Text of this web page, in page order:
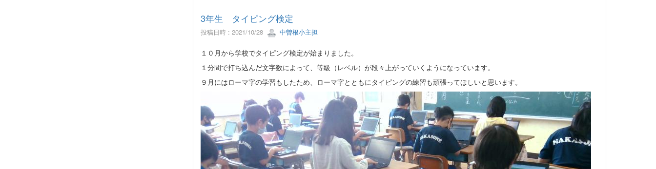
3年生 タイピング検定
投稿日時 : 2021/10/28 中曽根小主担
１０月から学校でタイピング検定が始まりました。
１分間で打ち込んだ文字数によって、等級（レベル）が段々上がっていくようになっています。
９月にはローマ字の学習もしたため、ローマ字とともにタイピングの練習も頑張ってほしいと思います。